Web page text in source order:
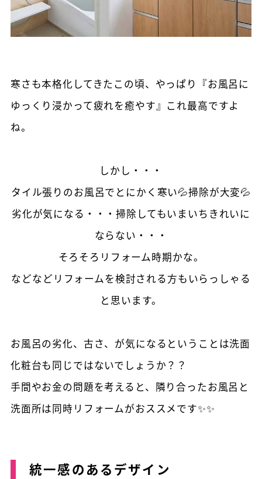
寒さも本格化してきたこの頃、やっぱり『お風呂に
ゆっくり浸かって疲れを癒やす』これ最高ですよ
ね。
しかし・・・
タイル張りのお風呂でとにかく寒い💦掃除が大変💦
劣化が気になる・・・掃除してもいまいちきれいに
ならない・・・
そろそろリフォーム時期かな。
などなどリフォームを検討される方もいらっしゃる
と思います。
お風呂の劣化、古さ、が気になるということは洗面
化粧台も同じではないでしょうか？？
手間やお金の問題を考えると、隣り合ったお風呂と
洗面所は同時リフォームがおススメです✨✨
統一感のあるデザイン